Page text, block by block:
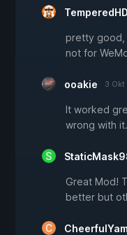
TemperedHD
pretty good,
not for
ooakie 3 Okt
It worked
wrong with it.
Great Mod!
better but